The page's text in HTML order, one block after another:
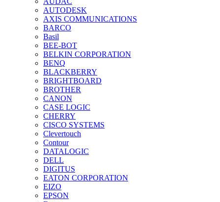
AUTODESK
AXIS COMMUNICATIONS
BARCO
Basil
BEE-BOT
BELKIN CORPORATION
BENQ
BLACKBERRY
BRIGHTBOARD
BROTHER
CANON
CASE LOGIC
CHERRY
CISCO SYSTEMS
Clevertouch
Contour
DATALOGIC
DELL
DIGITUS
EATON CORPORATION
EIZO
EPSON